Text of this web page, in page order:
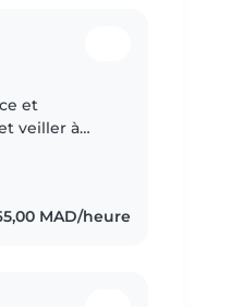
et
veiller à
MAD/heure